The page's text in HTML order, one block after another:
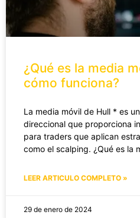
¿Qué es la media
cómo funciona?
La media móvil de Hull * es
direccional que proporciona
para traders que aplican
como el scalping. ¿Qué es la
LEER ARTICULO COMPLETO »
29 de enero de 2024